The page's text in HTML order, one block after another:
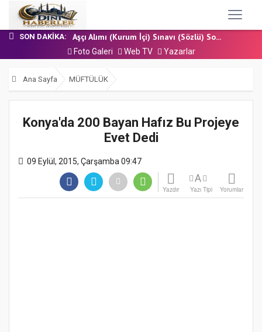
SON DAKIKA:
17 Temmuz 2026 - Cuma Hutbesi
Nakil Talebinde Bulunacak Kadrolu Kur’an...
Aşçı Alımı (Kurum İçi) Sınavı (Sözlü) So...
31 Temmuz 2026 - Cuma Hutbesi
17 Temmuz 2026 - Cuma Hutbesi
Nakil Talebinde Bulunacak Kadrolu Kur’an...
Foto Galeri Web TV Yazarlar
Ana Sayfa MÜFTÜLÜK
Konya'da 200 Bayan Hafız Bu Projeye
Evet Dedi
09 Eylül, 2015, Çarşamba 09:47
Yazdır
A
Yazı Tipi Yorumlar